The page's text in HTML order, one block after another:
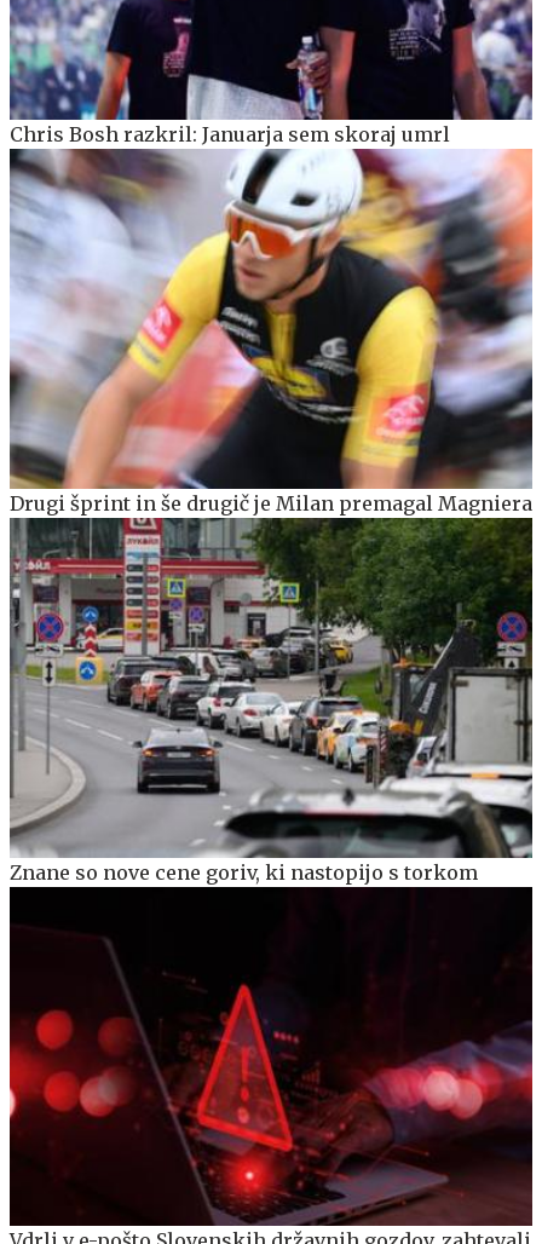
Chris Bosh razkril: Januarja sem skoraj umrl
Drugi šprint in še drugič je Milan premagal Magniera
Znane so nove cene goriv, ki nastopijo s torkom